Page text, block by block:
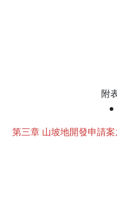
附
第三章 山坡地開發申請